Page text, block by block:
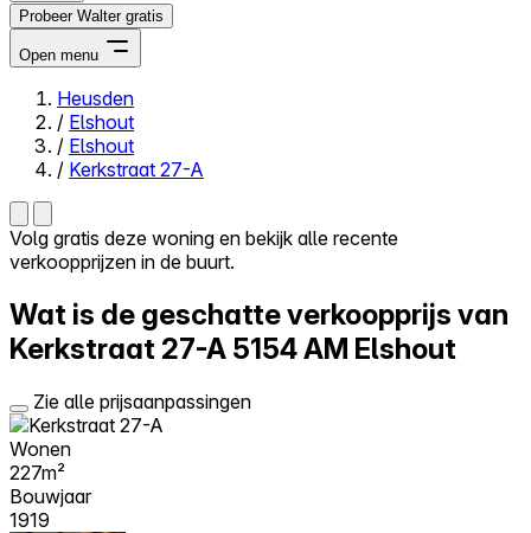
Probeer Walter gratis
Open menu
Close menu
Zelf kopen
Reviews
Prijzen
Probeer Walter gratis
Heusden
/ Elshout
/ Elshout
/ Kerkstraat 27-A
Volg gratis deze woning en bekijk alle recente
verkoopprijzen in de buurt.
Wat is de geschatte verkoopprijs van
Kerkstraat 27-A 5154 AM Elshout
Zie alle prijsaanpassingen
Wonen
227m²
Bouwjaar
1919